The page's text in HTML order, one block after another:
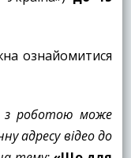
ознайомитися
з роботою може
адресу відео до